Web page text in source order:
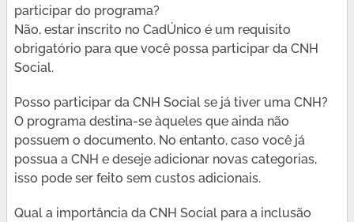
participar do programa?
Não, estar inscrito no CadÚnico é um requisito
obrigatório para que você possa participar da CNH
Social.
Posso participar da CNH Social se já tiver uma CNH?
O programa destina-se àqueles que ainda não
possuem o documento. No entanto, caso você já
possua a CNH e deseje adicionar novas categorias,
isso pode ser feito sem custos adicionais.
Qual a importância da CNH Social para a inclusão